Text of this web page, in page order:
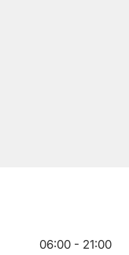
06:00 - 21:00